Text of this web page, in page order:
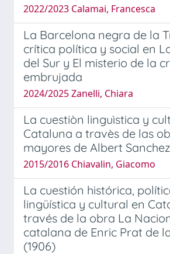
2022/2023 Calamai, Francesca
La Barcelona negra de la
crítica política y social en
del Sur y El misterio de la
embrujada
2024/2025 Zanelli, Chiara
La cuestiòn linguìstica y
Cataluna a travès de las
mayores de Albert
2015/2016 Chiavalin, Giacomo
La cuestión histórica,
lingüística y cultural en
través de la obra La
catalana de Enric Prat de
(1906)